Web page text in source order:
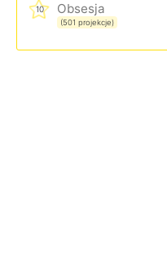
10 Obsesja
(501 projekcje)